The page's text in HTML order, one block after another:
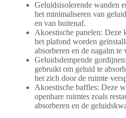
Geluidsisolerende wanden
het minimaliseren van
en van buitenaf.
Akoestische panelen: Deze
het plafond worden
absorberen en de nagalm te
Geluidsdempende
gebruikt om geluid te
het zich door de ruimte
Akoestische baffles: Deze
openbare ruimtes zoals
absorberen en de